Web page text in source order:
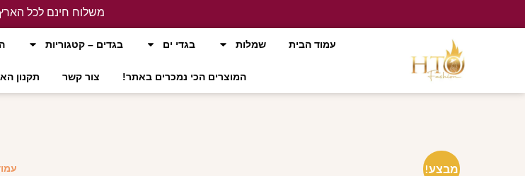
משלוח חינם לכל
עמוד הבית
שמלות בגדי ים בגדים – קטגוריות
המוצרים הכי נמכרים באתר! צור קשר תקנון
מבצע!